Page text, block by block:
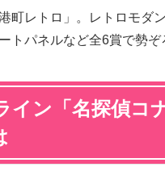
町レトロ」。レトロモダ
トパネルなど全6賞で勢ぞ
イン「名探偵コ